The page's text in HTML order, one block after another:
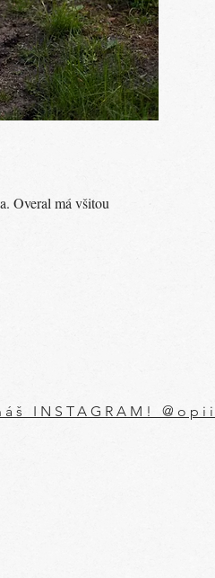
Overal má všitou
INSTAGRAM!